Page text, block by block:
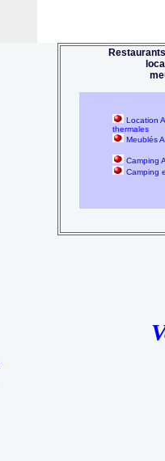
Location
thermales
Meublés
Camping
Camping